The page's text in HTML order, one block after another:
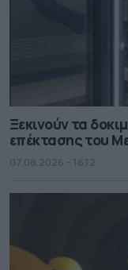
Ξεκινούν τα
επέκτασης του
07.08.2026 - 16.12